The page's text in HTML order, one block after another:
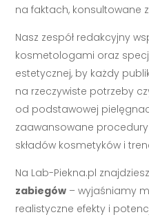
na faktach, konsultowane
Nasz zespół redakcyjny
kosmetologami oraz
estetycznej, by każdy
na rzeczywiste potrzeby
od podstawowej
zaawansowane
składów kosmetyków i
Na Lab-Piekna.pl znajdziesz
zabiegów – wyjaśniamy
realistyczne efekty i